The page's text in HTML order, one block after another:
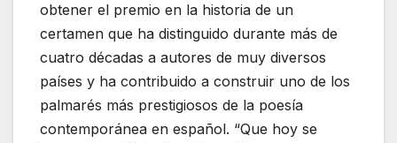
obtener el premio en la historia de un
certamen que ha distinguido durante más de
cuatro décadas a autores de muy diversos
países y ha contribuido a construir uno de los
palmarés más prestigiosos de la poesía
contemporánea en español. “Que hoy se